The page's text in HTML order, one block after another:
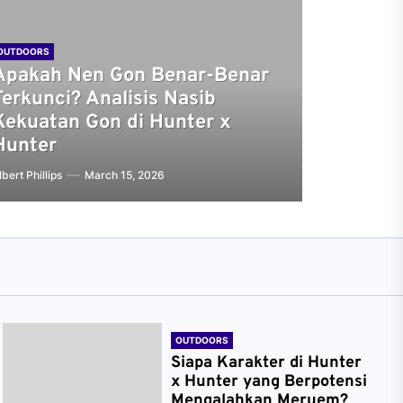
Nen Gon Benar-Benar
Analisis Nasib
Gon di Hunter x
Phillips March 15, 2026
OUTDOORS
Siapa Karakter di Hunter
x Hunter yang Berpotensi